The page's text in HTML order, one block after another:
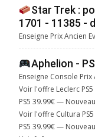
Star Trek :
1701 - 11385 -
Enseigne Prix Ancien
Aphelion -
Enseigne Console
Voir l'offre Leclerc
PS5 39.99€ —
Voir l'offre Cultura
PS5 39.99€ —